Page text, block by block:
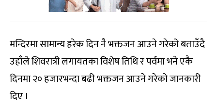
मन्दिरमा सामान्य हरेक दिन नै भक्तजन आउने गरेको बताउँदै
उहाँले शिवरात्री लगायतका विशेष तिथि र पर्वमा भने एकै
दिनमा २० हजारभन्दा बढी भक्तजन आउने गरेको जानकारी
दिए ।